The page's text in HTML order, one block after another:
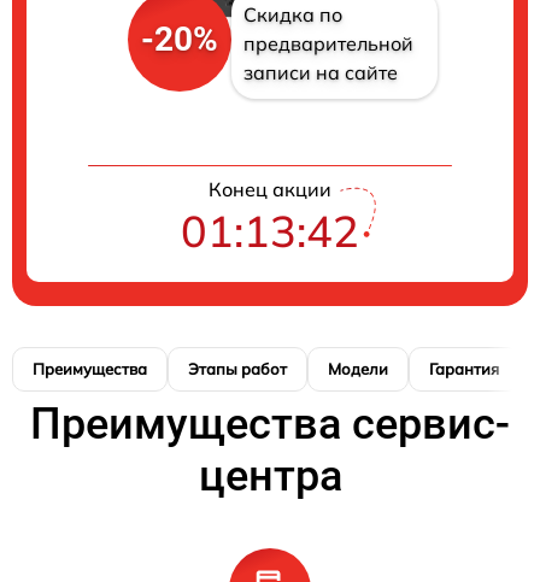
-20%
Скидка по
предварительной
записи на сайте
Конец акции
01:13:41
Преимущества Этапы работ Модели Гарантия
Преимущества сервис-
центра